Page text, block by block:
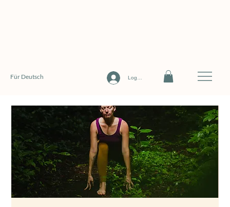
Log In
Für Deutsch